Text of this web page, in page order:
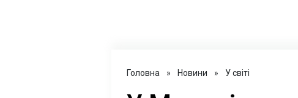
Головна » Новини » У світі